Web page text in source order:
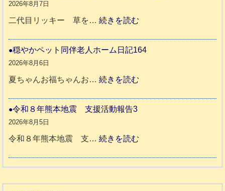
ん
2
年
本
援
市
川
2026年8月7日
二代目リッキー 草を…続きを読む
和
城
穏やかペット同伴老人ホーム日記164
2026年8月6日
夏ちゃんお福ちゃんお…続きを読む
令和８年熊本地震 支援活動報告3
2026年8月5日
令和８年熊本地震 支…続きを読む
和